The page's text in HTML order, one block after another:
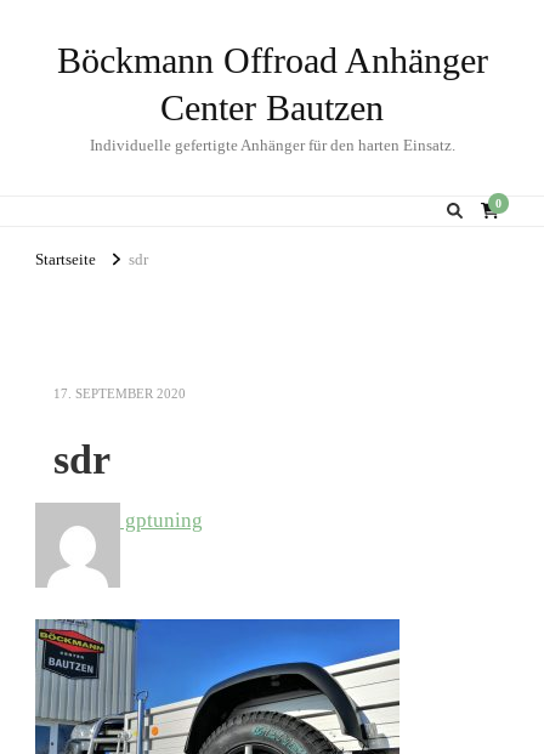
Böckmann Offroad Anhänger
Center Bautzen
Individuelle gefertigte Anhänger für den harten Einsatz.
0
Startseite sdr
17. SEPTEMBER 2020
sdr
gptuning